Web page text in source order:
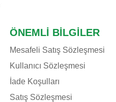
ÖNEMLI BILGILER
Mesafeli Satış Sözleşmesi
Kullanıcı Sözleşmesi
İade Koşulları
Satış Sözleşmesi